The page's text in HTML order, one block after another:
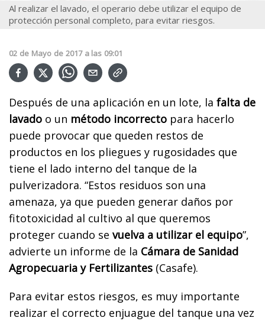
Al realizar el lavado, el operario debe utilizar el equipo de
protección personal completo, para evitar riesgos.
02 de Mayo de 2017 a las 09:01
Después de una aplicación en un lote, la falta de
lavado o un método incorrecto para hacerlo
puede provocar que queden restos de
productos en los pliegues y rugosidades que
tiene el lado interno del tanque de la
pulverizadora. “Estos residuos son una
amenaza, ya que pueden generar daños por
fitotoxicidad al cultivo al que queremos
proteger cuando se vuelva a utilizar el equipo”,
advierte un informe de la Cámara de Sanidad
Agropecuaria y Fertilizantes (Casafe).
Para evitar estos riesgos, es muy importante
realizar el correcto enjuague del tanque una vez